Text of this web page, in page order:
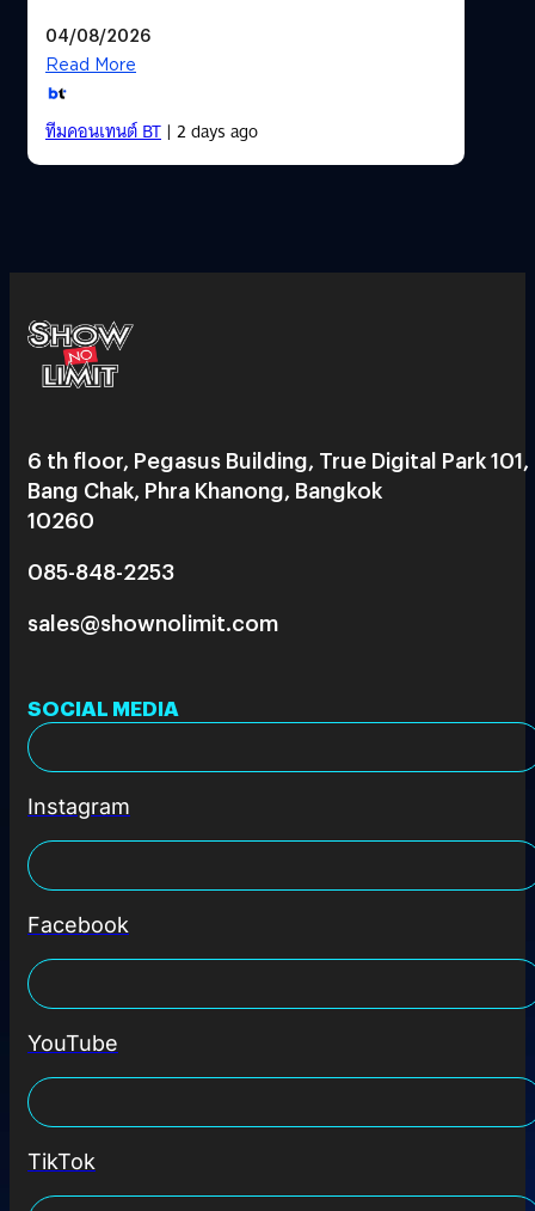
04/08/2026
Read More
ทีมคอนเทนต์ BT| 2 days ago
6 th floor, Pegasus Building, True Digital Park 101,
Bang Chak, Phra Khanong, Bangkok
10260
085-848-2253
sales@shownolimit.com
SOCIAL MEDIA
Instagram
Facebook
YouTube
TikTok